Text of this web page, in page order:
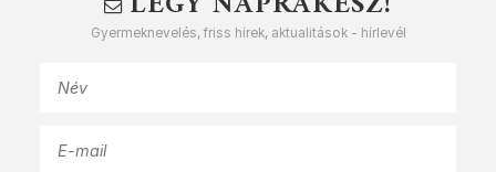
Gyermeknevelés, friss hírek, aktualitások - hírlevél